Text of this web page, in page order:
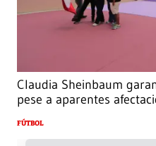
Claudia Sheinbaum
pese a aparentes
FÚTBOL